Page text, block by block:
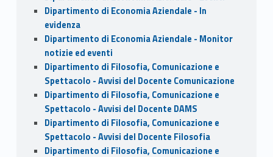
Dipartimento di Economia Aziendale - In
evidenza
Dipartimento di Economia Aziendale - Monitor
notizie ed eventi
Dipartimento di Filosofia, Comunicazione e
Spettacolo - Avvisi del Docente Comunicazione
Dipartimento di Filosofia, Comunicazione e
Spettacolo - Avvisi del Docente DAMS
Dipartimento di Filosofia, Comunicazione e
Spettacolo - Avvisi del Docente Filosofia
Dipartimento di Filosofia, Comunicazione e